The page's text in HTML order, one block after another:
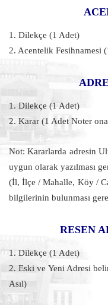
1. Dilekçe (1 Adet)
2. Acentelik Fesihnamesi
1. Dilekçe (1 Adet)
2. Karar (1 Adet Noter
Not: Kararlarda adresin
uygun olarak yazılması
(İl, İlçe / Mahalle, Köy /
bilgilerinin bulunması
RESEN
1. Dilekçe (1 Adet)
2. Eski ve Yeni Adresi
Asıl)